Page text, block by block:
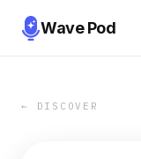
Wave Pod
← DISCOVER